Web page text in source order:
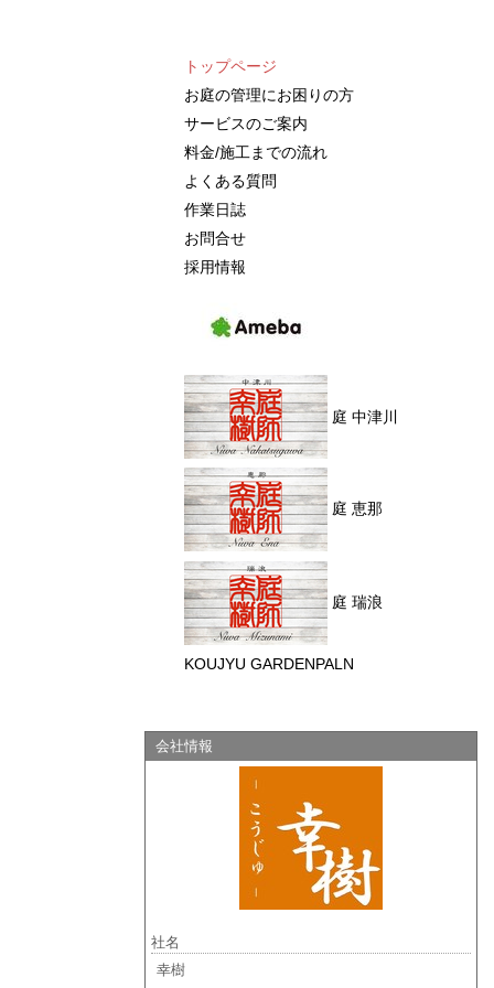
トップページ
お庭の管理にお困りの方
サービスのご案内
料金/施工までの流れ
よくある質問
作業日誌
お問合せ
採用情報
庭 中津川
庭 恵那
庭 瑞浪
KOUJYU GARDENPALN
会社情報
社名
幸樹